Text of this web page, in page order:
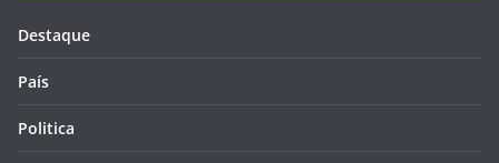
Destaque
País
Politica